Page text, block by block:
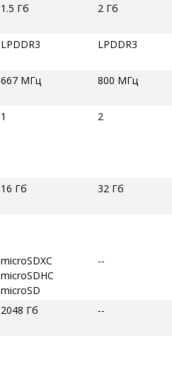
1.5 Гб 2 Гб
LPDDR3 LPDDR3
667 МГц 800 МГц
1 2
16 Гб 32 Гб
microSDXC
microSDHC
microSD
--
2048 Гб --